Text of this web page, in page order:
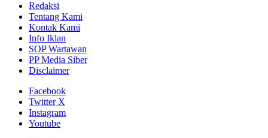
Redaksi
Tentang Kami
Kontak Kami
Info Iklan
SOP Wartawan
PP Media Siber
Disclaimer
Facebook
Twitter X
Instagram
Youtube